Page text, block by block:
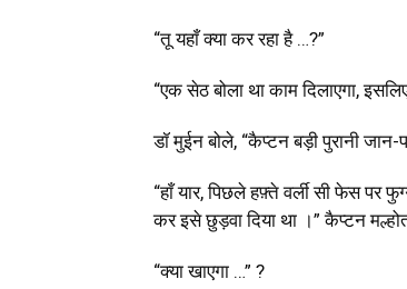
“तू यहाँ क्या कर रहा है …?”
“एक सेठ बोला था काम दिलाएगा,
डॉ मुईन बोले, “कैप्टन बड़ी पुरानी
“हाँ यार,पिछले हफ़्तेवर्ली सी फेसपर
कर इसे छुड़वा दिया था ।” कैप्टन
“क्या खाएगा …” ?